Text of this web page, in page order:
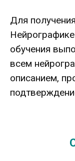
Для
обучения
всем
описанием,